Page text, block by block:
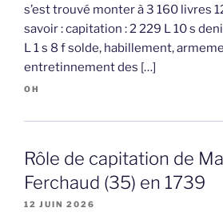
s’est trouvé monter à 3 160 livres
savoir : capitation : 2 229 L 10 s
L 1 s 8 f solde, habillement,
entretinnement des […]
OH
Rôle de capitation de
Ferchaud (35) en 1739
12 JUIN 2026